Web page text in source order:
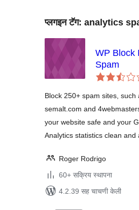
प्लगइन टॅग: analytics
WP Block
Spam
Block 250+ spam sites, such
semalt.com and
your website safe and your
Analytics statistics clean and
Roger Rodrigo
60+ सक्रिय स्थापना
4.2.39 सह चाचणी केली